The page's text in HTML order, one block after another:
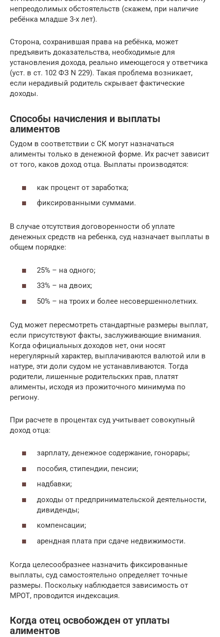
непреодолимых обстоятельств (скажем, при наличие
ребёнка младше 3-х лет).
Сторона, сохранившая права на ребёнка, может
предъявить доказательства, необходимые для
установления дохода, реально имеющегося у ответчика
(уст. в ст. 102 ФЗ N 229). Такая проблема возникает,
если нерадивый родитель скрывает фактические
доходы.
Способы начисления и выплаты
алиментов
Судом в соответствии с СК могут назначаться
алименты только в денежной форме. Их расчет зависит
от того, каков доход отца. Выплаты производятся:
как процент от заработка;
фиксированными суммами.
В случае отсутствия договоренности об уплате
денежных средств на ребенка, суд назначает выплаты в
общем порядке:
25% – на одного;
33% – на двоих;
50% – на троих и более несовершеннолетних.
Суд может пересмотреть стандартные размеры выплат,
если присутствуют факты, заслуживающие внимания.
Когда официальных доходов нет, они носят
нерегулярный характер, выплачиваются валютой или в
натуре, эти доли судом не устанавливаются. Тогда
родители, лишенные родительских прав, платят
алименты, исходя из прожиточного минимума по
региону.
При расчете в процентах суд учитывает совокупный
доход отца:
зарплату, денежное содержание, гонорары;
пособия, стипендии, пенсии;
надбавки;
доходы от предпринимательской деятельности,
дивиденды;
компенсации;
арендная плата при сдаче недвижимости.
Когда целесообразнее назначить фиксированные
выплаты, суд самостоятельно определяет точные
размеры. Поскольку наблюдается зависимость от
МРОТ, проводится индексация.
Когда отец освобожден от уплаты
алиментов